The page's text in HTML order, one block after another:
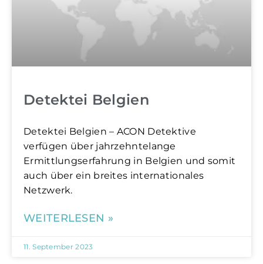
Detektei Belgien
Detektei Belgien – ACON Detektive
verfügen über jahrzehntelange
Ermittlungserfahrung in Belgien und somit
auch über ein breites internationales
Netzwerk.
WEITERLESEN »
11. September 2023